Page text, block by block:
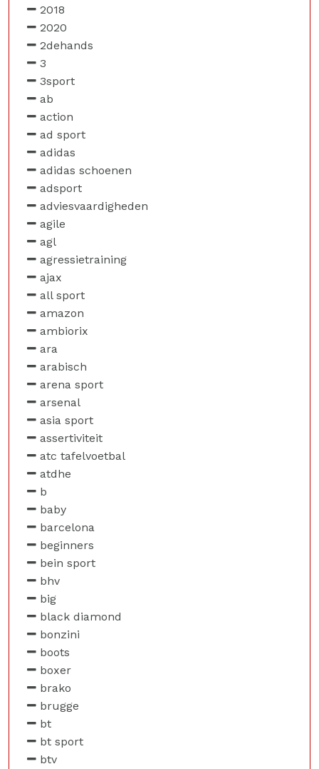
2018
2020
2dehands
3
3sport
ab
action
ad sport
adidas
adidas schoenen
adsport
adviesvaardigheden
agile
agl
agressietraining
ajax
all sport
amazon
ambiorix
ara
arabisch
arena sport
arsenal
asia sport
assertiviteit
atc tafelvoetbal
atdhe
b
baby
barcelona
beginners
bein sport
bhv
big
black diamond
bonzini
boots
boxer
brako
brugge
bt
bt sport
btv